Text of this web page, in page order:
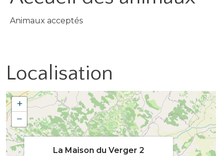
Animaux acceptés
Localisation
+
−
La Maison du Verger 2